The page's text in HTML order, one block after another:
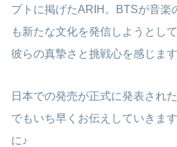
プトに掲げたARIH。BTSが音楽
も新たな文化を発信しようとし
彼らの真摯さと挑戦心を感じます
日本での発売が正式に発表され
でもいち早くお伝えしていきま
に♪